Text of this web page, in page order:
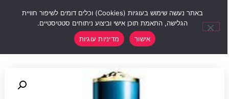
באתר נעשה שימוש בעוגיות (Cookies) וכלים דומים לשיפור חוויית
הגלישה, התאמת תוכן אישי וביצוע ניתוחים סטטיסטיים.
אישור
מדיניות עוגיות